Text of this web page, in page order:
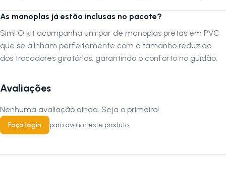
iniciantes ou para quem prefere manter as mãos firmes no guidão
enquanto muda de marcha. Além disso, o câmbio traseiro aceita
catracas do tipo Mega Range (com a última marcha maior), o que
proporciona leveza extra para encarar subidas íngremes. É a escolha
perfeitapara reparos, upgrades econômicos ou montagens urbanas,
1. O kit já vem pronto para instalar?
R:
Sim, o kit acompanha as alavancas já com os cabos de marcha
muito o processo de instalação na oficina.
As manoplas já estão inclusas no pacote?
Sim! O kit acompanha um par de manoplas pretas em PVC
que se alinham perfeitamente com o tamanho reduzido
dos trocadores giratórios, garantindo o conforto no guidão.
Avaliações
Nenhuma avaliação ainda. Seja o primeiro!
Faça login para avaliar este produto.